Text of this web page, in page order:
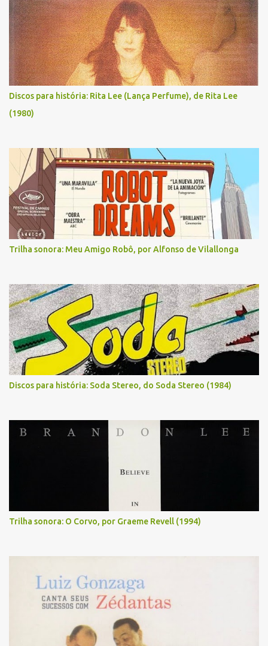
Discos para história: Rita Lee (Lança Perfume), de Rita Lee
(1980)
Trilha sonora: Meu Amigo Robô, por Alfonso de Vilallonga
Discos para história: Soda Stereo, do Soda Stereo (1984)
Trilha sonora: O Corvo, por Graeme Revell (1994)